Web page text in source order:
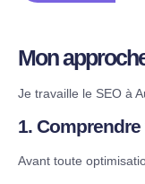
Mon
Je travaille le SEO à
1.
Avant toute